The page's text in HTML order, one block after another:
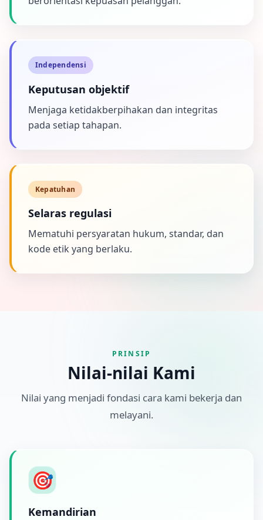
Independensi
Keputusan objektif
Menjaga ketidakberpihakan dan integritas
pada setiap tahapan.
Kepatuhan
Selaras regulasi
Mematuhi persyaratan hukum, standar, dan
kode etik yang berlaku.
PRINSIP
Nilai-nilai Kami
Nilai yang menjadi fondasi cara kami bekerja dan
melayani.
🎯
Kemandirian